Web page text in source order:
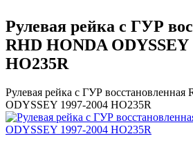
Рулевая рейка с ГУР
RHD HONDA ODYSSEY
HO235R
Рулевая рейка с ГУР
ODYSSEY 1997-2004 HO235R